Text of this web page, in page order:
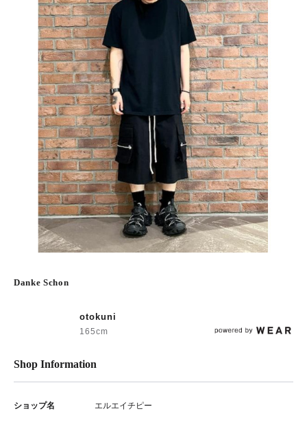
Danke Schon
otokuni
165cm
Shop Information
ショップ名 エルエイチピー